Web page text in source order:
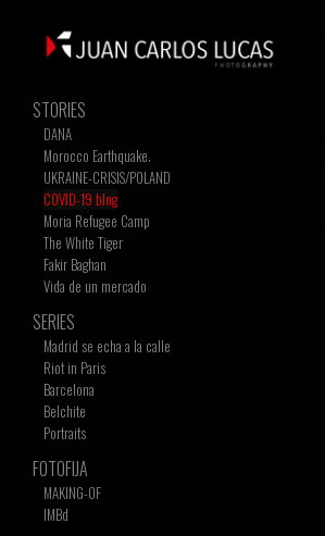
STORIES
DANA
Morocco Earthquake.
UKRAINE-CRISIS/POLAND
COVID-19 blog
Moria Refugee Camp
The White Tiger
Fakir Baghan
Vida de un mercado
SERIES
Madrid se echa a la calle
Riot in Paris
Barcelona
Belchite
Portraits
FOTOFIJA
MAKING-OF
IMBd